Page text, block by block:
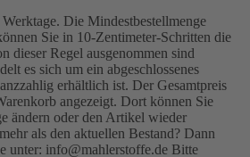
Die Mindestbestellmenge
Sie in 10-Zentimeter-Schritten die
dieser Regel ausgenommen sind
es sich um ein abgeschlossenes
erhältlich ist. Der Gesamtpreis
angezeigt. Dort können Sie
ändern oder den Artikel wieder
als den aktuellen Bestand? Dann
unter: info@mahlerstoffe.de Bitte